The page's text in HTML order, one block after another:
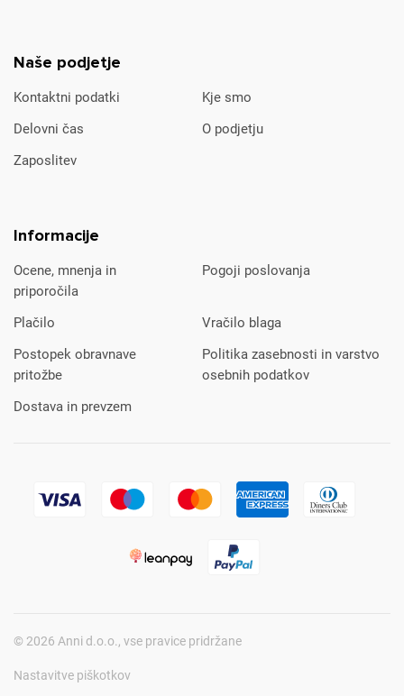
Naše podjetje
Kontaktni podatki
Kje smo
Delovni čas
O podjetju
Zaposlitev
Informacije
Ocene, mnenja in
priporočila
Pogoji poslovanja
Plačilo
Vračilo blaga
Postopek obravnave
pritožbe
Politika zasebnosti in varstvo
osebnih podatkov
Dostava in prevzem
© 2026 Anni d.o.o., vse pravice pridržane
Nastavitve piškotkov